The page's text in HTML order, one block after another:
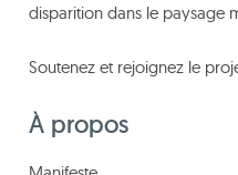
disparition dans le paysage
Soutenez et rejoignez le
À propos